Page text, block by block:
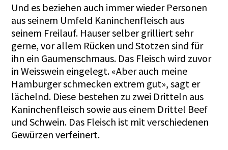
Und es beziehen auch immer wieder Personen
aus seinem Umfeld Kaninchenfleisch aus
seinem Freilauf. Hauser selber grilliert sehr
gerne, vor allem Rücken und Stotzen sind für
ihn ein Gaumenschmaus. Das Fleisch wird zuvor
in Weisswein eingelegt. «Aber auch meine
Hamburger schmecken extrem gut», sagt er
lächelnd. Diese bestehen zu zwei Dritteln aus
Kaninchenfleisch sowie aus einem Drittel Beef
und Schwein. Das Fleisch ist mit verschiedenen
Gewürzen verfeinert.